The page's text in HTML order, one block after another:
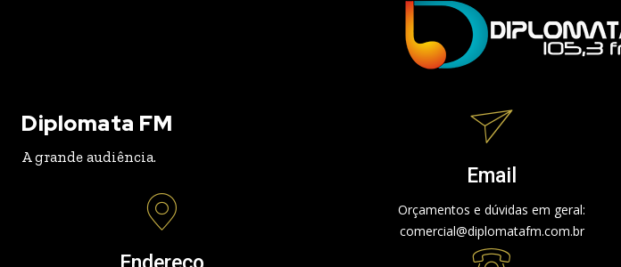
Diplomata FM
A grande audiência.
Email
Orçamentos e dúvidas em geral:
comercial@diplomatafm.com.br